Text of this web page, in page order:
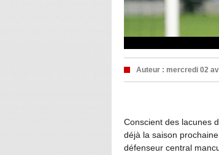
Auteur : mercredi 02
Conscient des lacunes
déjà la saison
défenseur central